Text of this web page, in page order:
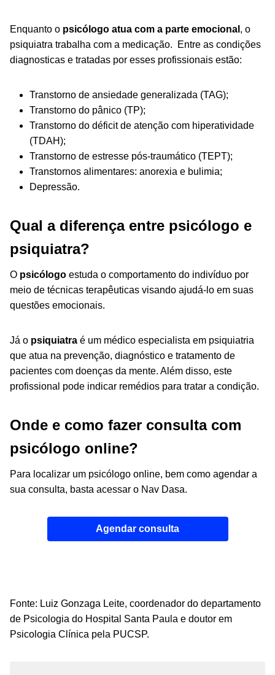
Enquanto o psicólogo atua com a parte emocional , o
psiquiatra trabalha com a medicação. Entre as condições
diagnosticas e tratadas por esses profissionais estão:
Transtorno de ansiedade generalizada (TAG);
Transtorno do pânico (TP);
Transtorno do déficit de atenção com hiperatividade
(TDAH);
Transtorno de estresse pós-traumático (TEPT);
Transtornos alimentares: anorexia e bulimia;
Depressão.
Qual a diferença entre psicólogo e
psiquiatra?
O psicólogo estuda o comportamento do indivíduo por
meio de técnicas terapêuticas visando ajudá-lo em suas
questões emocionais.
Já o psiquiatra é um médico especialista em psiquiatria
que atua na prevenção, diagnóstico e tratamento de
pacientes com doenças da mente. Além disso, este
profissional pode indicar remédios para tratar a condição.
Onde e como fazer consulta com
psicólogo online?
Para localizar um psicólogo online, bem como agendar a
sua consulta, basta acessar o Nav Dasa.
Agendar consulta
Fonte: Luiz Gonzaga Leite, coordenador do departamento
de Psicologia do Hospital Santa Paula e doutor em
Psicologia Clínica pela PUCSP.